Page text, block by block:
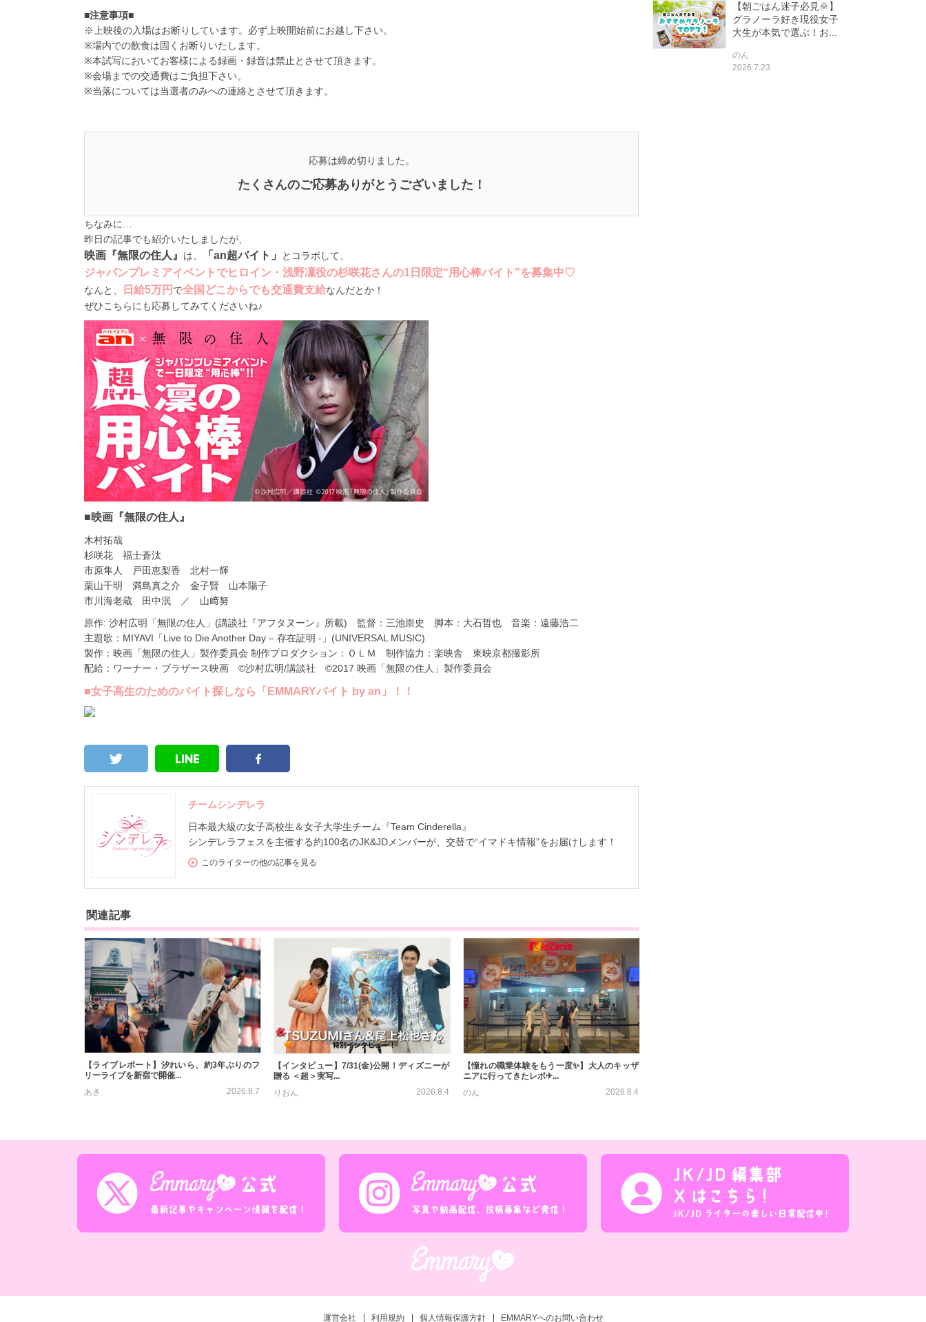
■注意事項■
※上映後の入場はお断りしています。必ず上映開始前にお越し下さい。
※場内での飲食は固くお断りいたします。
※本試写においてお客様による録画・録音は禁止とさせて頂きます。
※会場までの交通費はご負担下さい。
※当落については当選者のみへの連絡とさせて頂きます。
応募は締め切りました。
たくさんのご応募ありがとうございました！
ちなみに…
昨日の記事でも紹介いたしましたが、
映画『無限の住人』 は、 「an超バイト」 とコラボして、
ジャパンプレミアイベントでヒロイン・浅野凜役の杉咲花さんの1日限定“用心棒バイト”を募集中♡
なんと、 日給5万円 で全国どこからでも交通費支給なんだとか！
ぜひこちらにも応募してみてくださいね♪
■映画『無限の住人』
木村拓哉
杉咲花 福士蒼汰
市原隼人 戸田恵梨香 北村一輝
栗山千明 満島真之介 金子賢 山本陽子
市川海老蔵 田中泯 ／ 山﨑努
原作: 沙村広明「無限の住人」(講談社『アフタヌーン』所載) 監督：三池崇史 脚本：大石哲也 音楽：遠藤浩二
主題歌：MIYAVI「Live to Die Another Day – 存在証明 -」(UNIVERSAL MUSIC)
製作：映画「無限の住人」製作委員会 制作プロダクション：ＯＬＭ 制作協力：楽映舎 東映京都撮影所
配給：ワーナー・ブラザース映画 ©沙村広明/講談社 ©2017 映画「無限の住人」製作委員会
■女子高生のためのバイト探しなら「EMMARYバイト by an」！！
チームシンデレラ
日本最大級の女子高校生＆女子大学生チーム『Team Cinderella』
シンデレラフェスを主催する約100名のJK&JDメンバーが、交替で“イマドキ情報”をお届けします！
このライターの他の記事を見る
関連記事
【ライブレポート】汐れいら、約3年ぶりのフ
リーライブを新宿で開催...
あき
2026.8.7
【インタビュー】7/31(金)公開！ディズニーが
贈る ＜超＞実写...
りおん
2026.8.4
【憧れの職業体験をもう一度✨】大人のキッザ
ニアに行ってきたレポ✈...
のん
2026.8.4
【朝ごはん迷子必見🌞】
グラノーラ好き現役女子
大生が本気で選ぶ！お...
のん
2026.7.23
運営会社 利用規約 個人情報保護方針 EMMARYへのお問い合わせ